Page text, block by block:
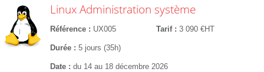
Linux Administration système
Référence UX005 Tarif 3 090 €HT
Durée 5 jours (35h)
Date du 14 au 18 décembre 2026